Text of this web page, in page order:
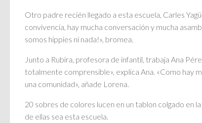
Otro padre recién llegado a esta escuela, Carles
convivencia, hay mucha conversación y mucha
somos hippies ni nada!», bromea.
Junto a Rubira, profesora de infantil, trabaja Ana
totalmente comprensible», explica Ana. «Como hay
una comunidad», añade Lorena.
20 sobres de colores lucen en un tablon colgado en
de ellas sea esta escuela.